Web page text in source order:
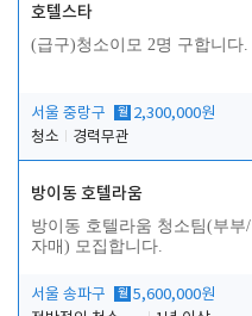
호텔스타
(급구)청소이모 2명 구합니다.
서울 중랑구 월 2,300,000원
청소
경력무관
방이동 호텔라움
방이동 호텔라움 청소팀(부부/
자매) 모집합니다.
서울 송파구 월 5,600,000원